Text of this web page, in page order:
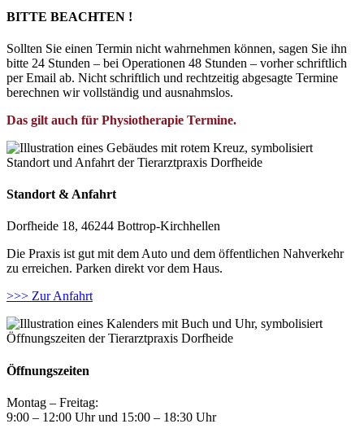
BITTE BEACHTEN !
Sollten Sie einen Termin nicht wahrnehmen können, sagen Sie ihn
bitte 24 Stunden – bei Operationen 48 Stunden – vorher schriftlich
per Email ab. Nicht schriftlich und rechtzeitig abgesagte Termine
berechnen wir vollständig und ausnahmslos.
Das gilt auch für Physiotherapie Termine.
Standort & Anfahrt
Dorfheide 18, 46244 Bottrop-Kirchhellen
Die Praxis ist gut mit dem Auto und dem öffentlichen Nahverkehr
zu erreichen. Parken direkt vor dem Haus.
>>> Zur Anfahrt
Öffnungszeiten
Montag – Freitag:
9:00 – 12:00 Uhr und 15:00 – 18:30 Uhr